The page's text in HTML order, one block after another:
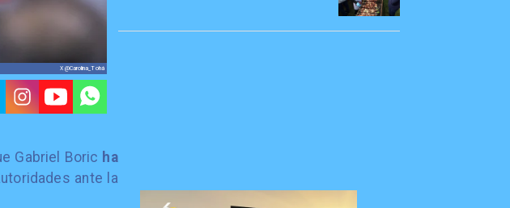
X @Carolina_Tohá
Gabriel Boric ha
ante la